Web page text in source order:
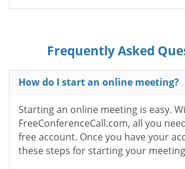
Frequently Asked
How do I start an online meeting?
Starting an online meeting is easy.
FreeConferenceCall.com, all you
free account. Once you have your
these steps for starting your